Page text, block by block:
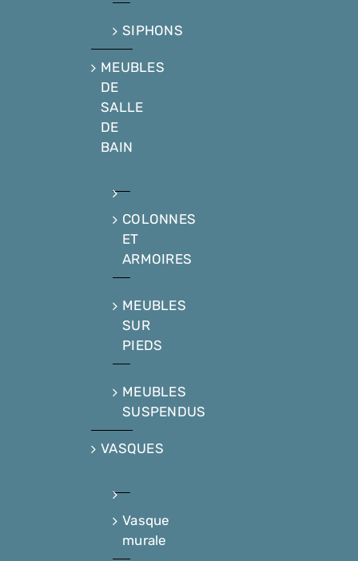
SIPHONS
MEUBLES
DE
SALLE
DE
BAIN
COLONNES
ET
ARMOIRES
MEUBLES
SUR
PIEDS
MEUBLES
SUSPENDUS
VASQUES
Vasque
murale